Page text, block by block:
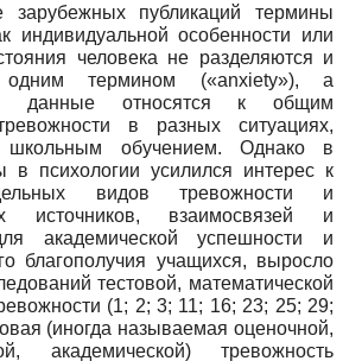
зарубежных публикаций термины
индивидуальной особенности или
человека не разделяются и
одним термином («anxiety»), а
данные относятся к общим
в разных ситуациях,
школьным обучением. Однако в
в психологии усилился интерес к
видов тревожности и
источников, взаимосвязей и
академической успешности и
благополучия учащихся, выросло
тестовой, математической
(1; 2; 3; 11; 16; 23; 25; 29;
(иногда называемая оценочной,
академической) тревожность